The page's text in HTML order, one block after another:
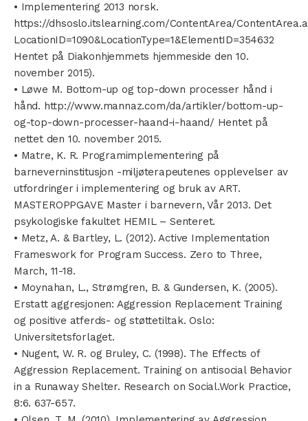
• Implementering 2013 norsk.
https://dhsoslo.itslearning.com/ContentArea/
LocationID=1090&LocationType=1&ElementID=354632
Hentet på Diakonhjemmets hjemmeside den 10.
november 2015).
• Løwe M. Bottom-up og top-down processer hånd i
hånd. http://www.mannaz.com/da/artikler/bottom-up-
og-top-down-processer-haand-i-haand/ Hentet på
nettet den 10. november 2015.
• Matre, K. R. Programimplementering på
barneverninstitusjon -miljøterapeutenes opplevelser av
utfordringer i implementering og bruk av ART.
MASTEROPPGAVE Master i barnevern, Vår 2013. Det
psykologiske fakultet HEMIL – Senteret.
• Metz, A. & Bartley, L. (2012). Active Implementation
Frameswork for Program Success. Zero to Three,
March, 11-18.
• Moynahan, L., Strømgren, B. & Gundersen, K. (2005).
Erstatt aggresjonen: Aggression Replacement Training
og positive atferds- og støttetiltak. Oslo:
Universitetsforlaget.
• Nugent, W. R. og Bruley, C. (1998). The Effects of
Aggression Replacement. Training on antisocial Behavior
in a Runaway Shelter. Research on Social.Work Practice,
8:6. 637-657.